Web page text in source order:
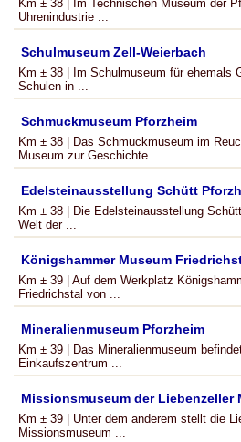
Km ± 38 | Im Technischen Museum der
Uhrenindustrie ...
Schulmuseum Zell-Weierbach
Km ± 38 | Im Schulmuseum für ehemals
Schulen in ...
Schmuckmuseum Pforzheim
Km ± 38 | Das Schmuckmuseum im
Museum zur Geschichte ...
Edelsteinausstellung Schütt
Km ± 38 | Die Edelsteinausstellung
Welt der ...
Königshammer Museum
Km ± 39 | Auf dem Werkplatz
Friedrichstal von ...
Mineralienmuseum Pforzheim
Km ± 39 | Das Mineralienmuseum
Einkaufszentrum ...
Missionsmuseum der Liebenzeller
Km ± 39 | Unter dem anderem stellt die
Missionsmuseum ...